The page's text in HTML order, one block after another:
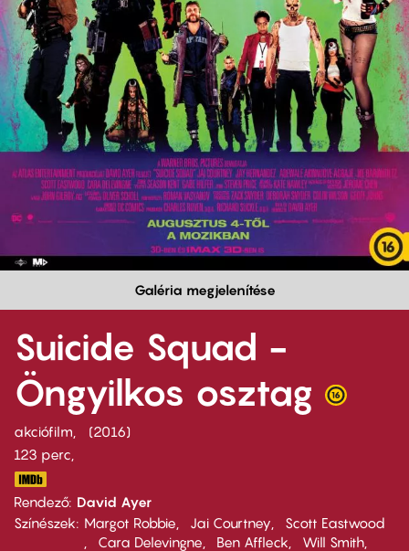
Galéria megjelenítése
Suicide Squad -
Öngyilkos osztag
akciófilm
2016
123 perc,
Rendező David Ayer
Színészek
Margot Robbie Jai Courtney
Scott Eastwood
Cara Delevingne
Ben Affleck
Will Smith